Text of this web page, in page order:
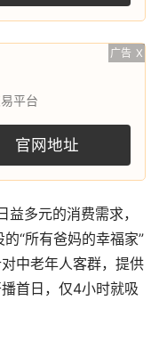
广告 X
平台
官网地址
多元的消费需求，
“所有爸妈的幸福家”
中老年人客群，提供
首日，仅4小时就吸